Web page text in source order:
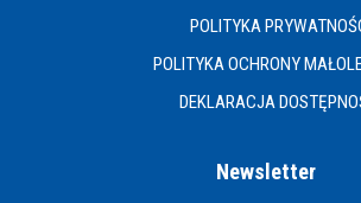
POLITYKA
POLITYKA OCHRONY
DEKLARACJA
Newsletter